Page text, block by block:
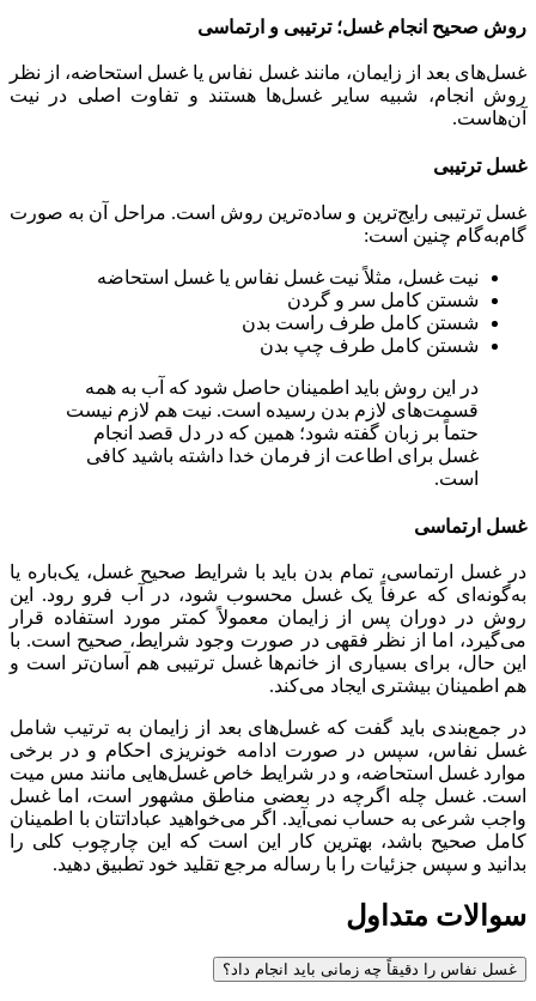
روش صحیح انجام غسل؛ ترتیبی و ارتماسی
غسل‌های بعد از زایمان، مانند غسل نفاس یا غسل استحاضه، از نظر
روش انجام، شبیه سایر غسل‌ها هستند و تفاوت اصلی در نیت
آن‌هاست.
غسل ترتیبی
غسل ترتیبی رایج‌ترین و ساده‌ترین روش است. مراحل آن به صورت
گام‌به‌گام چنین است:
نیت غسل، مثلاً نیت غسل نفاس یا غسل استحاضه
شستن کامل سر و گردن
شستن کامل طرف راست بدن
شستن کامل طرف چپ بدن
در این روش باید اطمینان حاصل شود که آب به همه
قسمت‌های لازم بدن رسیده است. نیت هم لازم نیست
حتماً بر زبان گفته شود؛ همین که در دل قصد انجام
غسل برای اطاعت از فرمان خدا داشته باشید کافی
است.
غسل ارتماسی
در غسل ارتماسی، تمام بدن باید با شرایط صحیح غسل، یک‌باره یا
به‌گونه‌ای که عرفاً یک غسل محسوب شود، در آب فرو رود. این
روش در دوران پس از زایمان معمولاً کمتر مورد استفاده قرار
می‌گیرد، اما از نظر فقهی در صورت وجود شرایط، صحیح است. با
این حال، برای بسیاری از خانم‌ها غسل ترتیبی هم آسان‌تر است و
هم اطمینان بیشتری ایجاد می‌کند.
در جمع‌بندی باید گفت که غسل‌های بعد از زایمان به ترتیب شامل
غسل نفاس، سپس در صورت ادامه خونریزی احکام و در برخی
موارد غسل استحاضه، و در شرایط خاص غسل‌هایی مانند مس میت
است. غسل چله اگرچه در بعضی مناطق مشهور است، اما غسل
واجب شرعی به حساب نمی‌آید. اگر می‌خواهید عباداتتان با اطمینان
کامل صحیح باشد، بهترین کار این است که این چارچوب کلی را
بدانید و سپس جزئیات را با رساله مرجع تقلید خود تطبیق دهید.
سوالات متداول
غسل نفاس را دقیقاً چه زمانی باید انجام داد؟